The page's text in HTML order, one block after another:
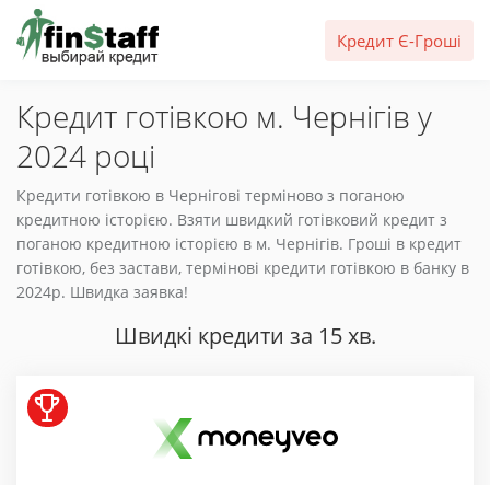
Кредит Є-Гроші
Кредит готівкою м. Чернігів у
2024 році
Кредити готівкою в Чернігові терміново з поганою
кредитною історією. Взяти швидкий готівковий кредит з
поганою кредитною історією в м. Чернігів. Гроші в кредит
готівкою, без застави, термінові кредити готівкою в банку в
2024р. Швидка заявка!
Швидкі кредити за 15 хв.